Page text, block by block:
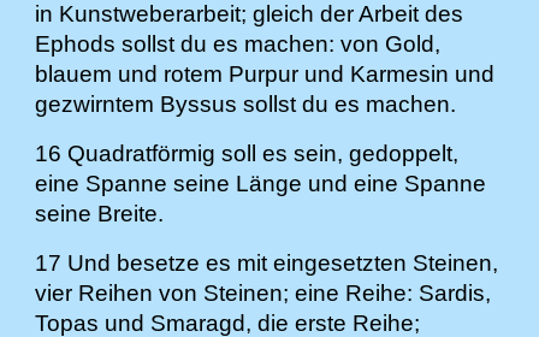
in Kunstweberarbeit; gleich der Arbeit des
Ephods sollst du es machen: von Gold,
blauem und rotem Purpur und Karmesin und
gezwirntem Byssus sollst du es machen.
16 Quadratförmig soll es sein, gedoppelt,
eine Spanne seine Länge und eine Spanne
seine Breite.
17 Und besetze es mit eingesetzten Steinen,
vier Reihen von Steinen; eine Reihe: Sardis,
Topas und Smaragd, die erste Reihe;